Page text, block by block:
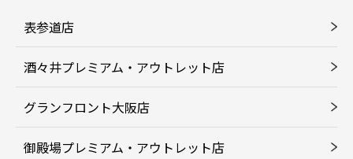
表参道店
酒々井プレミアム・アウトレット店
グランフロント大阪店
御殿場プレミアム・アウトレット店